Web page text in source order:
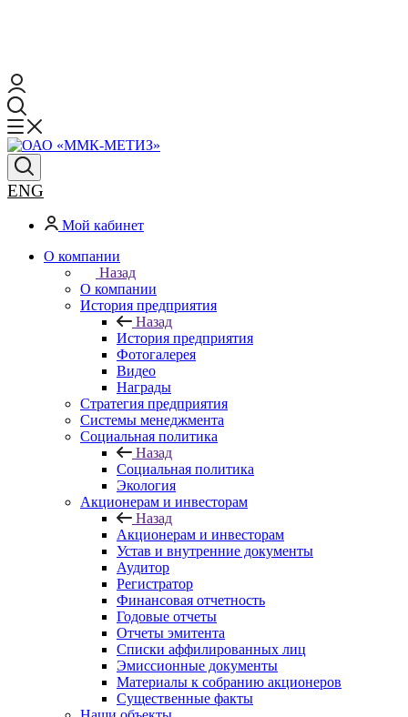
ENG
Мой кабинет
О компании
Назад
О компании
История предприятия
Назад
История предприятия
Фотогалерея
Видео
Награды
Стратегия предприятия
Системы менеджмента
Социальная политика
Назад
Социальная политика
Экология
Акционерам и инвесторам
Назад
Акционерам и инвесторам
Устав и внутренние документы
Аудитор
Регистратор
Финансовая отчетность
Годовые отчеты
Отчеты эмитента
Списки аффилированных лиц
Эмиссионные документы
Материалы к собранию акционеров
Существенные факты